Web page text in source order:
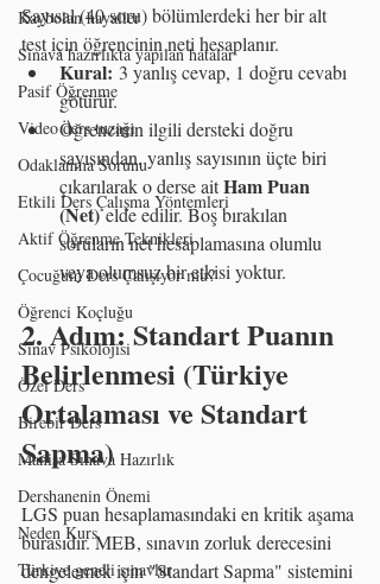
Kaybolan hayaller
Sınava hazırlıkta yapılan hatalar
Pasif Öğrenme
Video ders tuzağı
Odaklanma Sorunu
Etkili Ders Çalışma Yöntemleri
Aktif Öğrenme Teknikleri
Çocuğum Ders Çalışıyor mu?
Öğrenci Koçluğu
Sınav Psikolojisi
Özel Ders
Birebir Ders
Manisa Sınava Hazırlık
Dershanenin Önemi
Neden Kurs
Türkiye geneli sınavlar
Sayısal (40 soru) bölümlerdeki her bir alt
test için öğrencinin neti hesaplanır.
Kural: 3 yanlış cevap, 1 doğru cevabı
götürür.
Öğrencinin ilgili dersteki doğru
sayısından, yanlış sayısının üçte biri
çıkarılarak o derse ait Ham Puan
(Net) elde edilir. Boş bırakılan
soruların net hesaplamasına olumlu
veya olumsuz bir etkisi yoktur.
2. Adım: Standart Puanın
Belirlenmesi (Türkiye
Ortalaması ve Standart
Sapma)
LGS puan hesaplamasındaki en kritik aşama
burasıdır. MEB, sınavın zorluk derecesini
dengelemek için "Standart Sapma" sistemini